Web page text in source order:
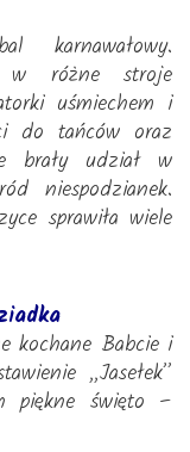
w różne stroje
uśmiechem i
do tańców oraz
brały udział w
niespodzianek.
sprawiła wiele
kochane Babcie i
,,Jasełek”
piękne święto –